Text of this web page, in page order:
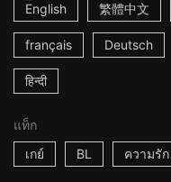
English
繁體中文
français Deutsch
हिन्दी
แท็ก
เกย์
BL ความรัก